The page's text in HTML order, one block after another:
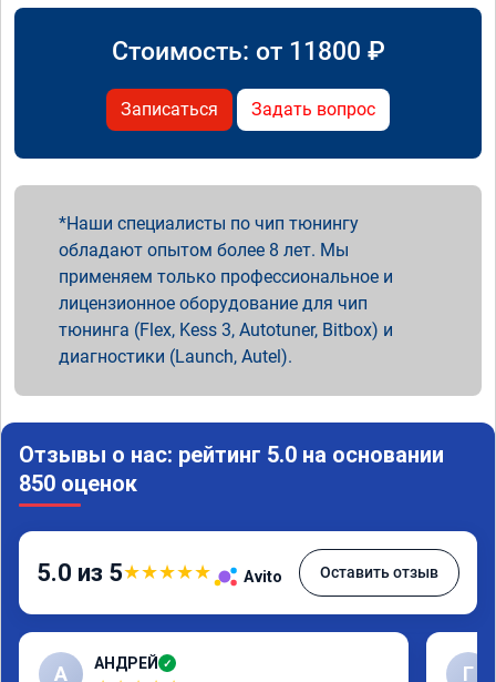
Стоимость: от 11800 ₽
Записаться Задать вопрос
Наши специалисты по чип тюнингу
обладают опытом более 8 лет. Мы
применяем только профессиональное и
лицензионное оборудование для чип
тюнинга (Flex, Kess 3, Autotuner, Bitbox) и
диагностики (Launch, Autel).
Отзывы о нас: рейтинг 5.0 на основании
850 оценок
5.0 из 5★★★★★ Avito Оставить отзыв
А АНДРЕЙ ✓ Г